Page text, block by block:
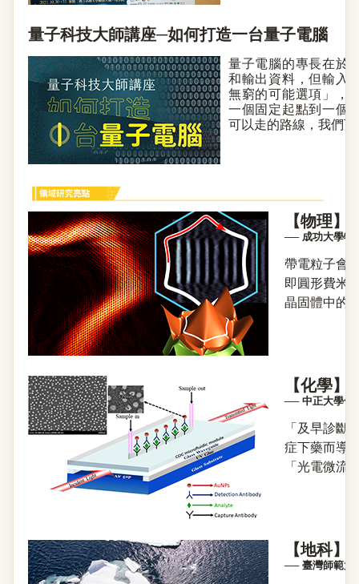
量子科技大師講座─如何打造一台量子電腦
量子電腦的專長在於
和輸出資料，但輸入
無窮的可能選項」，
一個固定起點到一個
可以走的路線，我們
【物理
── 成功大學物
帶電粒子會
即圓形費米
晶固體中的
【化學
── 中正大學化
「及早診斷
症下藥而導
「光電微流
【地科
── 臺灣師範大